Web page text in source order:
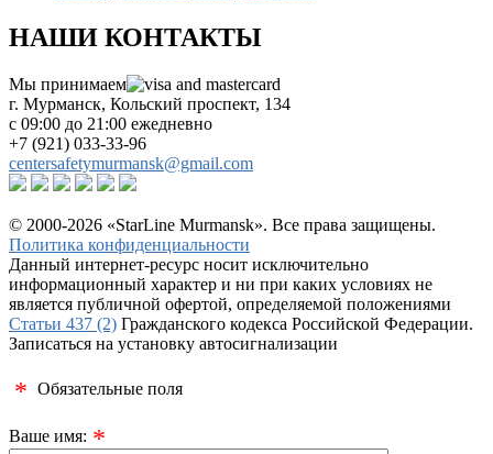
НАШИ КОНТАКТЫ
Мы принимаем
г. Мурманск, Кольский проспект, 134
с 09:00 до 21:00 ежедневно
+7 (921) 033-33-96
centersafetymurmansk@gmail.com
© 2000-2026 «StarLine Murmansk». Все права защищены.
Политика конфиденциальности
Данный интернет-ресурс носит исключительно
информационный характер и ни при каких условиях не
является публичной офертой, определяемой положениями
Статьи 437 (2) Гражданского кодекса Российской Федерации.
Записаться на установку автосигнализации
* Обязательные поля
Ваше имя: *